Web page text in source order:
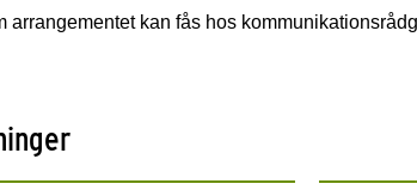
arrangementet kan fås hos